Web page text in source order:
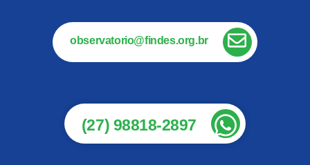
observatorio@findes.org.br
(27) 98818-2897